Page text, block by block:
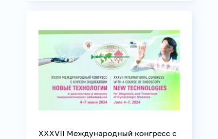
XXXVII Международный конгресс с